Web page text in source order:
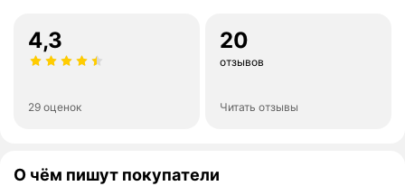
4,3
29 оценок
20
отзывов
Читать отзывы
О чём пишут покупатели